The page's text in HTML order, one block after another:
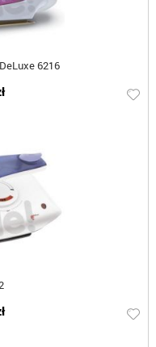
6216